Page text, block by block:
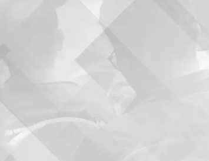
2026年認定試験実施要項
資格について